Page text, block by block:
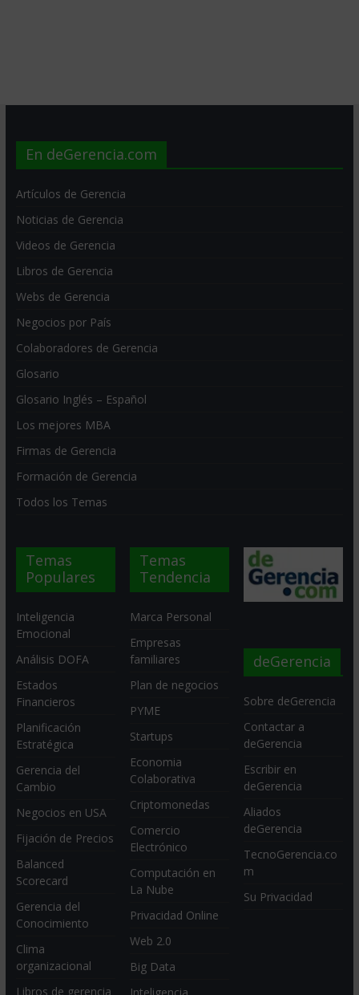
En deGerencia.com
Artículos de Gerencia
Noticias de Gerencia
Videos de Gerencia
Libros de Gerencia
Webs de Gerencia
Negocios por País
Colaboradores de Gerencia
Glosario
Glosario Inglés – Español
Los mejores MBA
Firmas de Gerencia
Formación de Gerencia
Todos los Temas
Temas
Populares
Inteligencia
Emocional
Análisis DOFA
Estados
Financieros
Planificación
Estratégica
Gerencia del
Cambio
Negocios en USA
Fijación de Precios
Balanced
Scorecard
Gerencia del
Conocimiento
Clima
organizacional
Libros de gerencia
Temas
Tendencia
Marca Personal
Empresas
familiares
Plan de negocios
PYME
Startups
Economia
Colaborativa
Criptomonedas
Comercio
Electrónico
Computación en
La Nube
Privacidad Online
Web 2.0
Big Data
deGerencia
Sobre deGerencia
Contactar a
deGerencia
Escribir en
deGerencia
Aliados
deGerencia
TecnoGerencia.co
m
Su Privacidad